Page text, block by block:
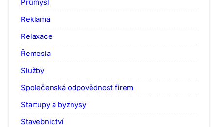
Průmysl
Reklama
Relaxace
Řemesla
Služby
Společenská odpovědnost firem
Startupy a byznysy
Stavebnictví